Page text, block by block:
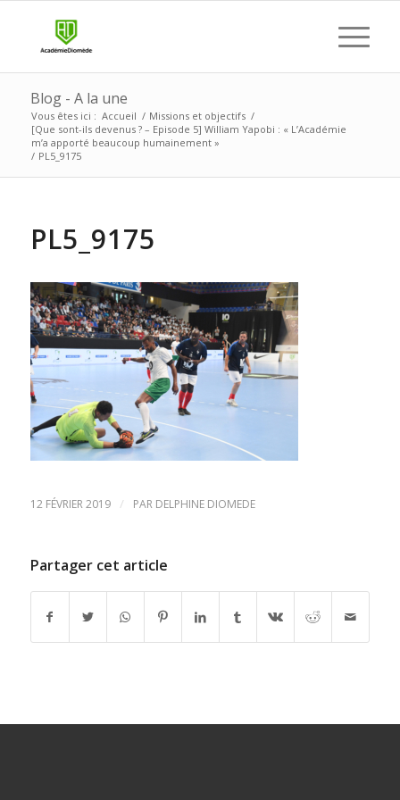
Blog - A la une
Vous êtes ici : Accueil / Missions et objectifs /
[Que sont-ils devenus ? – Episode 5] William Yapobi : « L’Académie
m’a apporté beaucoup humainement »
/ PL5_9175
PL5_9175
12 FÉVRIER 2019 / PAR DELPHINE DIOMEDE
Partager cet article